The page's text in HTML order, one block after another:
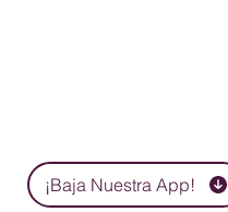
¡Baja Nuestra App!